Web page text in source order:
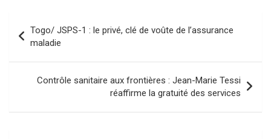
o
o
k
A
p
a
m
n
de
l’article
Togo/ JSPS-1 : le privé, clé de voûte de l’assurance
maladie
Contrôle sanitaire aux frontières : Jean-Marie Tessi
réaffirme la gratuité des services